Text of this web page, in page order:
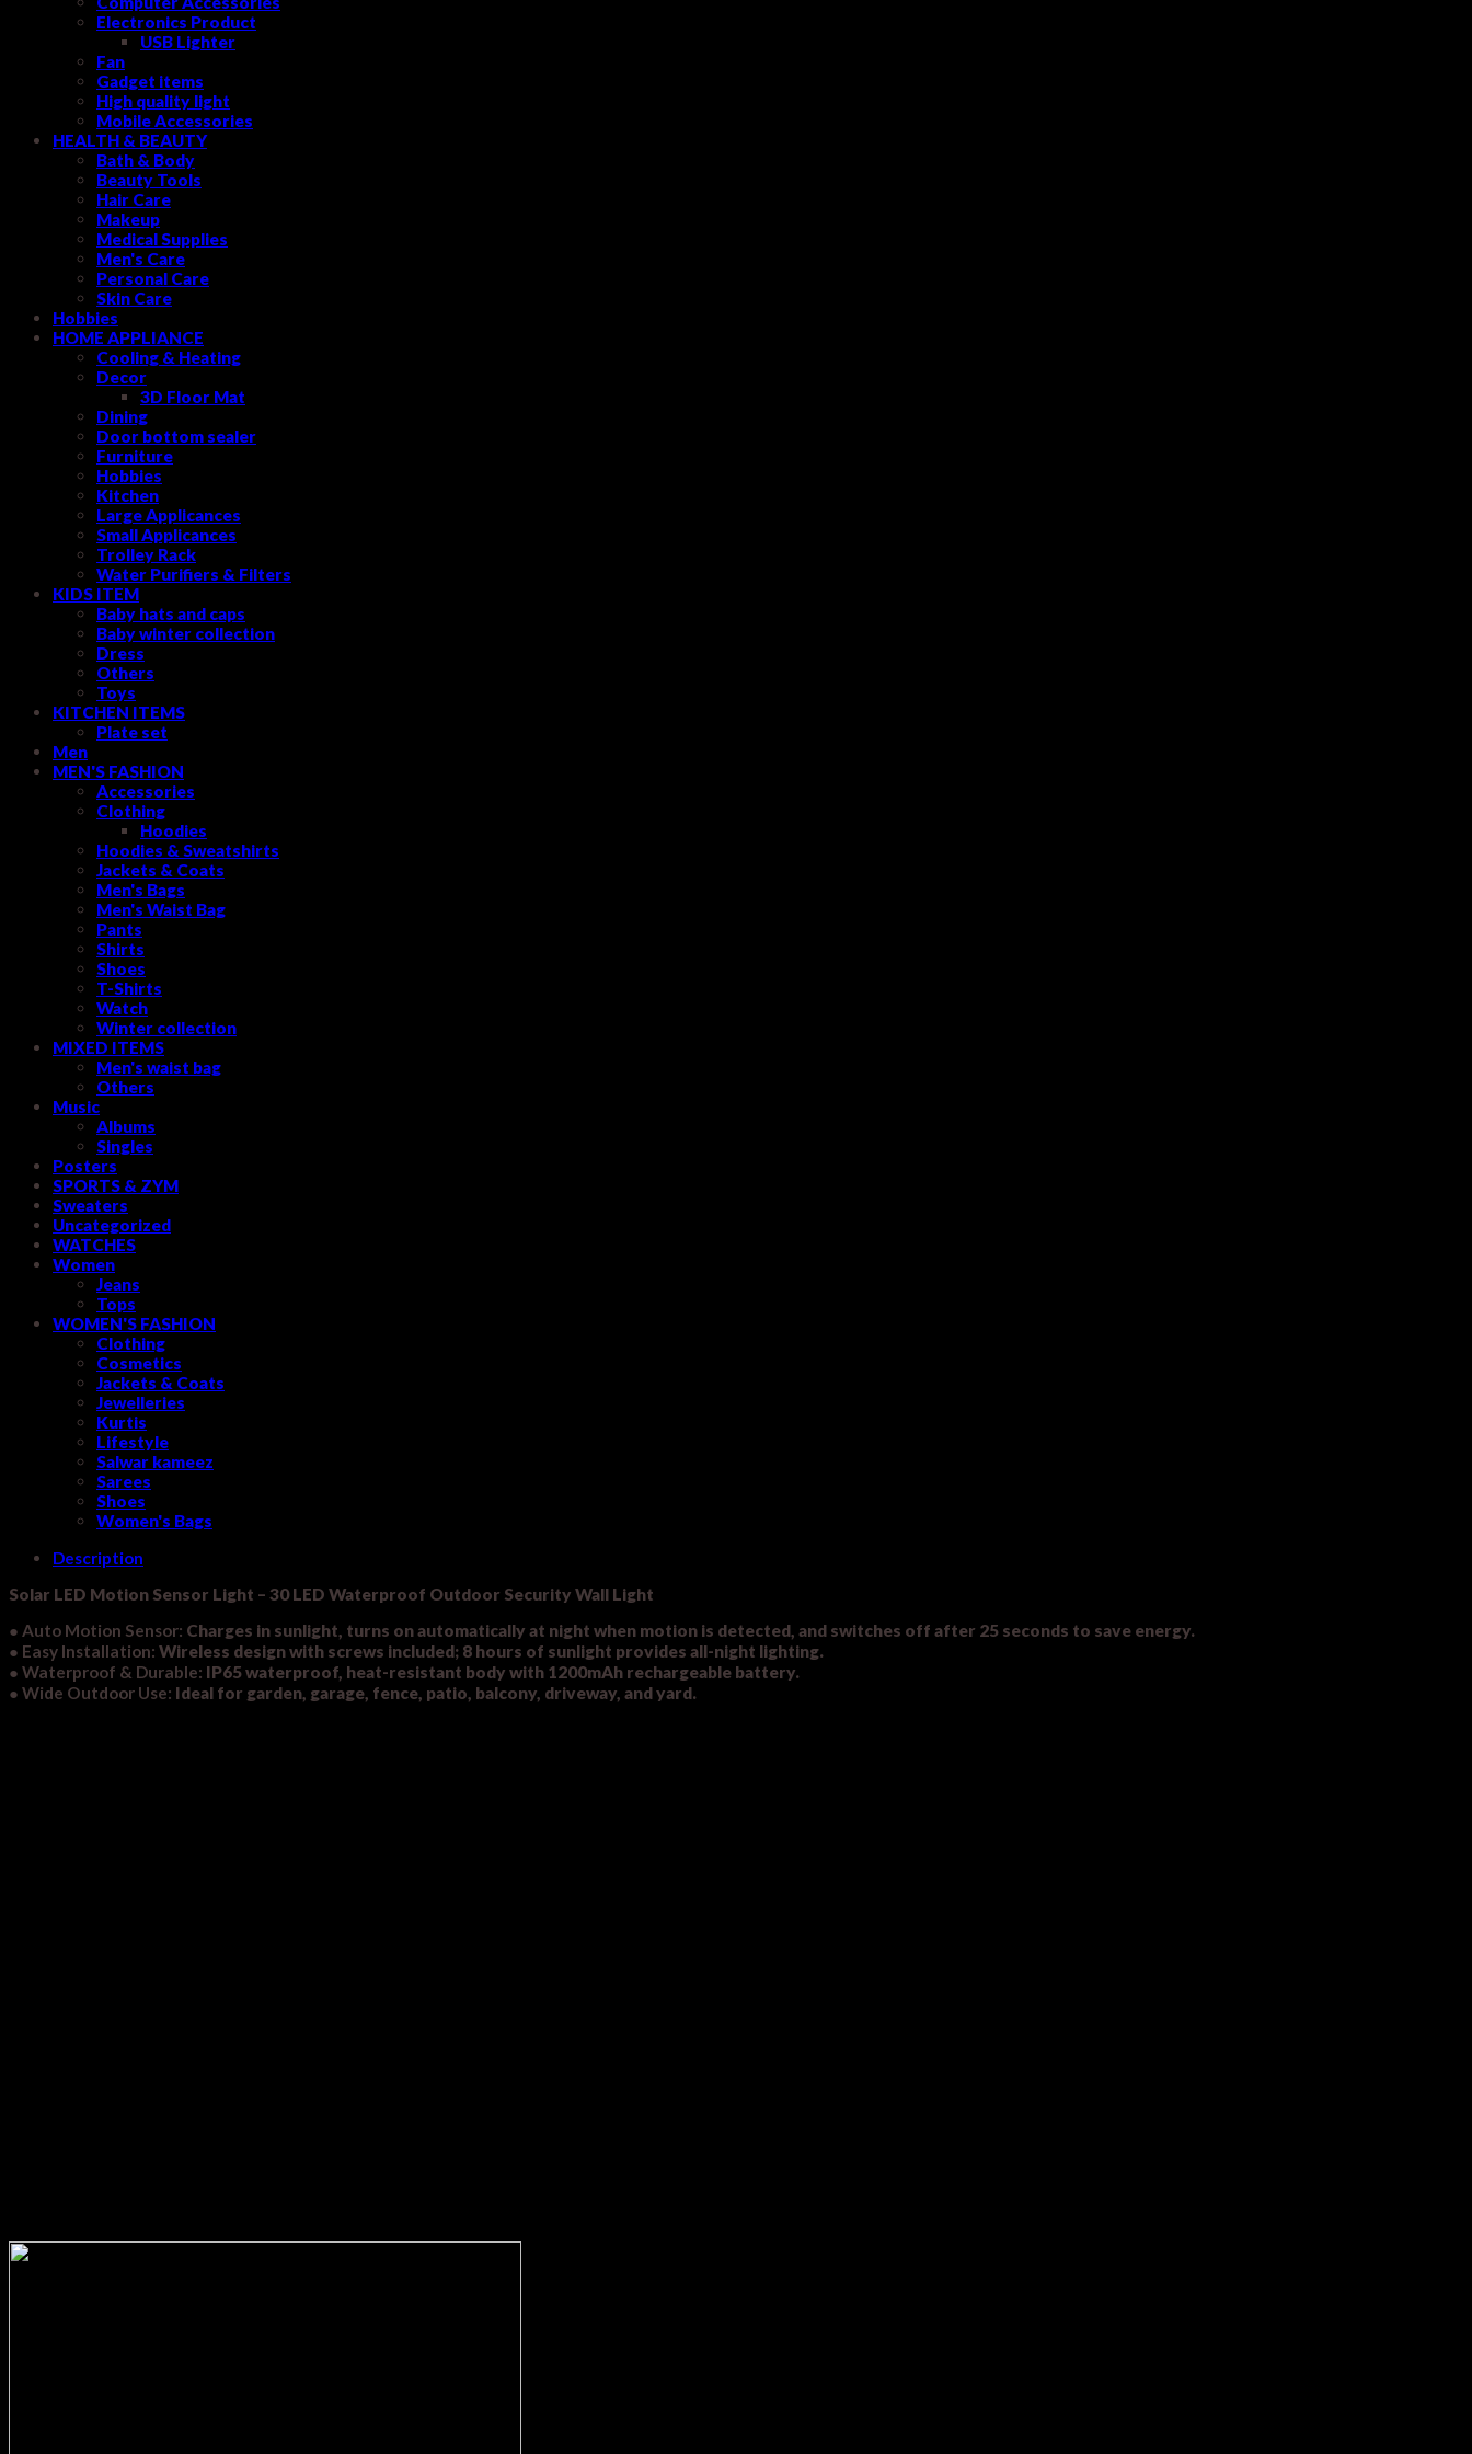
Electronics Product
USB Lighter
Fan
Gadget items
High quality light
Mobile Accessories
HEALTH & BEAUTY
Bath & Body
Beauty Tools
Hair Care
Makeup
Medical Supplies
Men's Care
Personal Care
Skin Care
Hobbies
HOME APPLIANCE
Cooling & Heating
Decor
3D Floor Mat
Dining
Door bottom sealer
Furniture
Hobbies
Kitchen
Large Applicances
Small Applicances
Trolley Rack
Water Purifiers & Filters
KIDS ITEM
Baby hats and caps
Baby winter collection
Dress
Others
Toys
KITCHEN ITEMS
Plate set
Men
MEN'S FASHION
Accessories
Clothing
Hoodies
Hoodies & Sweatshirts
Jackets & Coats
Men's Bags
Men's Waist Bag
Pants
Shirts
Shoes
T-Shirts
Watch
Winter collection
MIXED ITEMS
Men's waist bag
Others
Music
Albums
Singles
Posters
SPORTS & ZYM
Sweaters
Uncategorized
WATCHES
Women
Jeans
Tops
WOMEN'S FASHION
Clothing
Cosmetics
Jackets & Coats
Jewelleries
Kurtis
Lifestyle
Salwar kameez
Sarees
Shoes
Women's Bags
Description
Solar LED Motion Sensor Light – 30 LED Waterproof Outdoor Security Wall Light
● Auto Motion Sensor: Charges in sunlight, turns on automatically at night when motion is detected, and switches off after 25 seconds to save energy.
● Easy Installation: Wireless design with screws included; 8 hours of sunlight provides all-night lighting.
● Waterproof & Durable: IP65 waterproof, heat-resistant body with 1200mAh rechargeable battery.
● Wide Outdoor Use: Ideal for garden, garage, fence, patio, balcony, driveway, and yard.